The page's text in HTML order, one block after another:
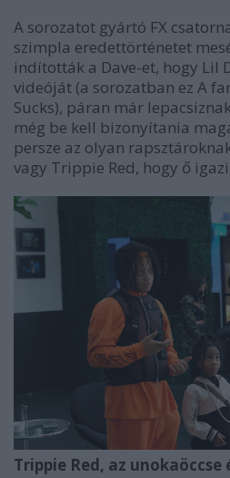
A sorozatot gyártó FX
szimpla eredettörténetet
indították a Dave-et, hogy Lil
videóját (a sorozatban ez A
Sucks), páran már
még be kell bizonyítania
persze az olyan
vagy Trippie Red, hogy ő
Trippie Red, az unokaöccse